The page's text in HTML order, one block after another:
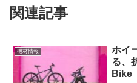
関連記事
機材情報
ホイ
る、
Bike